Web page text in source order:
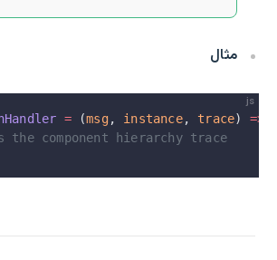
مثال
js
= (msg, instance, trace) =>
the component hierarchy trace